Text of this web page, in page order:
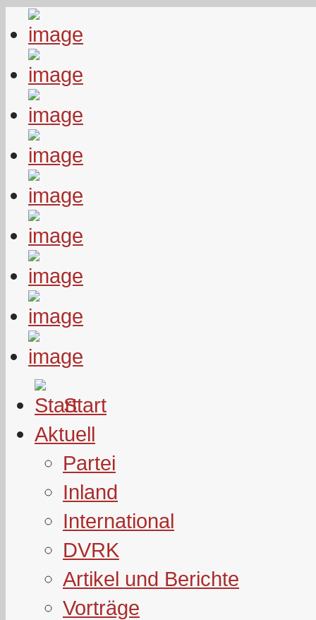
Start
Aktuell
Partei
Inland
International
DVRK
Artikel und Berichte
Vorträge